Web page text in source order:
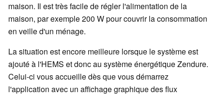
maison. Il est très facile de régler l'alimentation de la
maison, par exemple 200 W pour couvrir la consommation
en veille d'un ménage.
La situation est encore meilleure lorsque le système est
ajouté à l'HEMS et donc au système énergétique Zendure.
Celui-ci vous accueille dès que vous démarrez
l'application avec un affichage graphique des flux